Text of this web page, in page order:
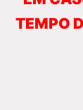
TEMPO